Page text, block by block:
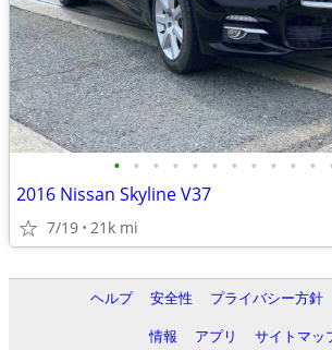
• • • • • • • • • • •
2016 Nissan Skyline V37
7/19 21k mi
ヘルプ 安全性 プライバシー方針
情報
アプリ サイトマッ